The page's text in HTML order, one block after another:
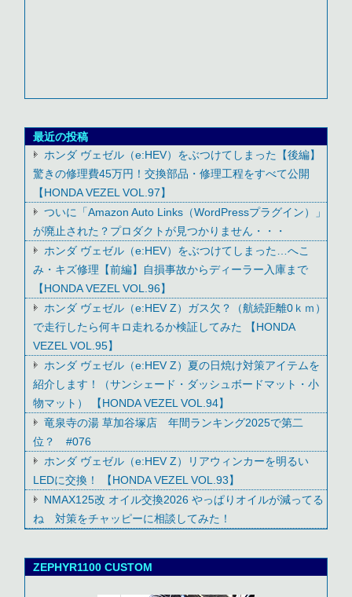
最近の投稿
ホンダ ヴェゼル（e:HEV）をぶつけてしまった【後編】
驚きの修理費45万円！交換部品・修理工程をすべて公開
【HONDA VEZEL VOL.97】
ついに「Amazon Auto Links（WordPressプラグイン）」
が廃止された？プロダクトが見つかりません・・・
ホンダ ヴェゼル（e:HEV）をぶつけてしまった…へこ
み・キズ修理【前編】自損事故からディーラー入庫まで
【HONDA VEZEL VOL.96】
ホンダ ヴェゼル（e:HEV Z）ガス欠？（航続距離0ｋｍ）
で走行したら何キロ走れるか検証してみた 【HONDA
VEZEL VOL.95】
ホンダ ヴェゼル（e:HEV Z）夏の日焼け対策アイテムを
紹介します！（サンシェード・ダッシュボードマット・小
物マット） 【HONDA VEZEL VOL.94】
竜泉寺の湯 草加谷塚店 年間ランキング2025で第二
位？ #076
ホンダ ヴェゼル（e:HEV Z）リアウィンカーを明るい
LEDに交換！ 【HONDA VEZEL VOL.93】
NMAX125改 オイル交換2026 やっぱりオイルが減ってる
ね 対策をチャッピーに相談してみた！
ZEPHYR1100 CUSTOM